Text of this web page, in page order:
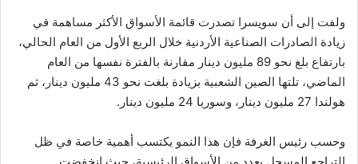
ولفت إلى أن سويسرا تصدرت قائمة الأسواق الأكثر مساهمة في
زيادة الصادرات الصناعية الأردنية خلال الربع الأول من العام الحالي،
بارتفاع بلغ نحو 89 مليون دينار مقارنة بالفترة نفسها من العام
الماضي، تلتها الصين الشعبية بزيادة بلغت نحو 43 مليون دينار، ثم
هولندا 27 مليون دينار، وسوريا 24 مليون دينار.
وحسب رئيس الغرفة فإن هذا النمو يكتسب أهمية خاصة في ظل